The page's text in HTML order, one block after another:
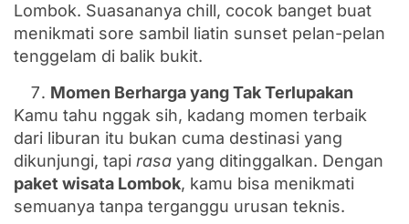
Lombok. Suasananya chill, cocok banget buat
menikmati sore sambil liatin sunset pelan-pelan
tenggelam di balik bukit.
Momen Berharga yang Tak Terlupakan
Kamu tahu nggak sih, kadang momen terbaik
dari liburan itu bukan cuma destinasi yang
dikunjungi, tapi rasa yang ditinggalkan. Dengan
paket wisata Lombok, kamu bisa menikmati
semuanya tanpa terganggu urusan teknis.